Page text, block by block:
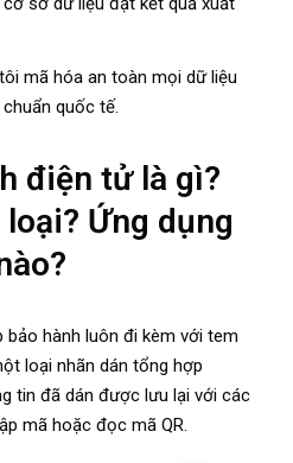
mã hóa an toàn mọi dữ liệu
quốc tế.
điện tử là gì?
Ứng dụng
bảo hành luôn đi kèm với tem
loại nhãn dán tổng hợp
tin đã dán được lưu lại với các
mã hoặc đọc mã QR.